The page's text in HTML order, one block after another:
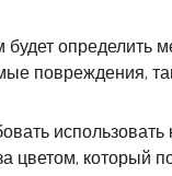
определить
повреждения,
цветом, который